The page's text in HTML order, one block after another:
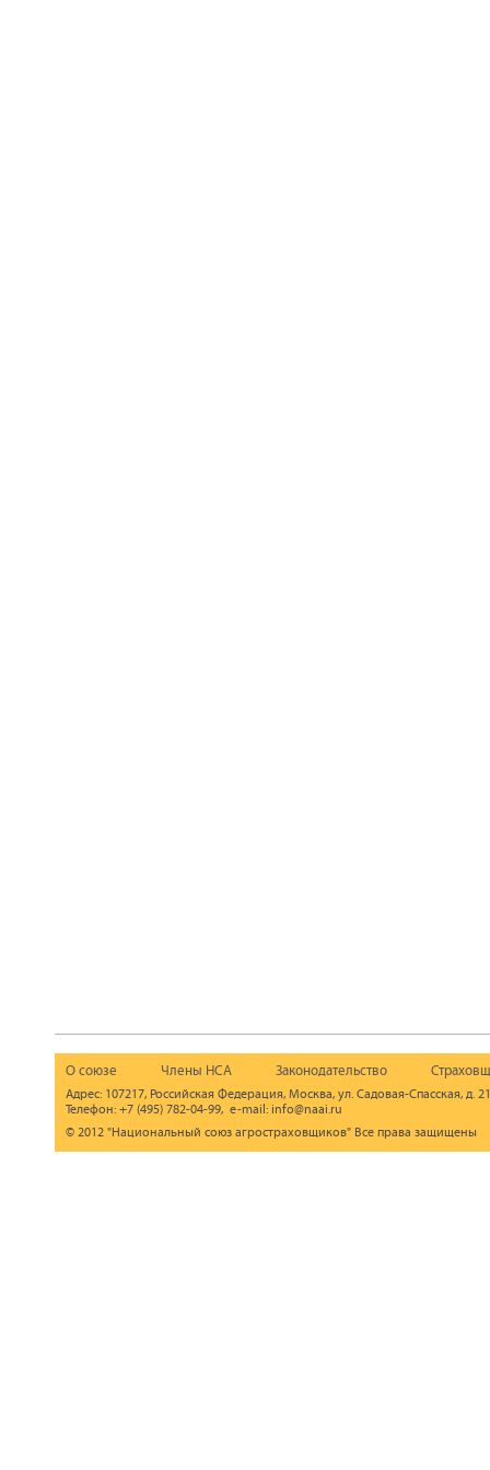
О союзе Члены НСА Законодательство
Адрес: 107217, Российская Федерация, Москва, ул. Садовая-Спасская, д.
Телефон: +7 (495) 782-04-99, e-mail: info@naai.ru
© 2012 "Национальный союз агростраховщиков" Все права защищены